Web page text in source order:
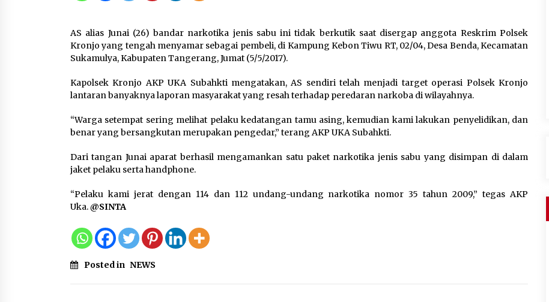
9 Kopi Botol Terbaik yang
Praktis untuk Menemani
Aktivitas
8 Agustus 2026
Kemenpar Turut Perkuat
Pengembangan KEK Samota
8 Agustus 2026
Bakteri Yogurt, Kenali
Manfaatnya untuk Kesehatan
Pencernaan
8 Agustus 2026
Perawatan PCOS yang Efektif
untuk Menjaga Kesuburan
AS alias Junai (26) bandar narkotika jenis sabu ini tidak berkutik saat disergap anggota Reskrim Polsek
Kronjo yang tengah menyamar sebagai pembeli, di Kampung Kebon Tiwu RT, 02/04, Desa Benda, Kecamatan​
Sukamulya, Kabupaten Tangerang, Jumat (5/5/2017).
Kapolsek Kronjo AKP UKA Subahkti mengatakan, AS sendiri telah menjadi target operasi Polsek Kronjo
lantaran banyaknya laporan masyarakat yang resah terhadap peredaran narkoba di wilayahnya.
“Warga setempat sering melihat pelaku kedatangan tamu asing, kemudian kami lakukan penyelidikan, dan
benar yang bersangkutan merupakan pengedar,” terang AKP UKA Subahkti.
Dari tangan Junai aparat berhasil mengamankan satu paket narkotika jenis sabu yang disimpan di dalam
jaket pelaku serta handphone.
“Pelaku kami jerat dengan 114 dan 112 undang-undang narkotika nomor 35 tahun 2009,” tegas AKP
Uka.@SINTA
Posted in NEWS